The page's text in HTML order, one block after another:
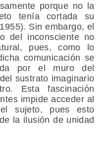
porque no la
tenía cortada su
Sin embargo, el
del inconsciente no
pues, como lo
comunicación se
por el muro del
sustrato imaginario
Esta fascinación
impide acceder al
sujeto, pues esto
la ilusión de unidad